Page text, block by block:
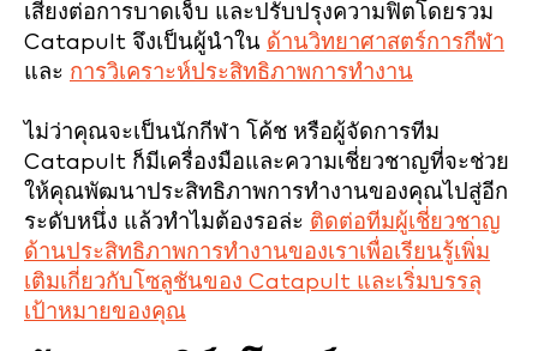
เสี่ยงต่อการบาดเจ็บ และปรับปรุงความฟิตโดยรวม
Catapult จึงเป็นผู้นำใน ด้านวิทยาศาสตร์การกีฬา
และ การวิเคราะห์ประสิทธิภาพการทำงาน
ไม่ว่าคุณจะเป็นนักกีฬา โค้ช หรือผู้จัดการทีม
Catapult ก็มีเครื่องมือและความเชี่ยวชาญที่จะช่วย
ให้คุณพัฒนาประสิทธิภาพการทำงานของคุณไปสู่อีก
ระดับหนึ่ง แล้วทำไมต้องรอล่ะ ติดต่อทีมผู้เชี่ยวชาญ
ด้านประสิทธิภาพการทำงานของเราเพื่อเรียนรู้เพิ่ม
เติมเกี่ยวกับโซลูชันของ Catapult และเริ่มบรรลุ
เป้าหมายของคุณ